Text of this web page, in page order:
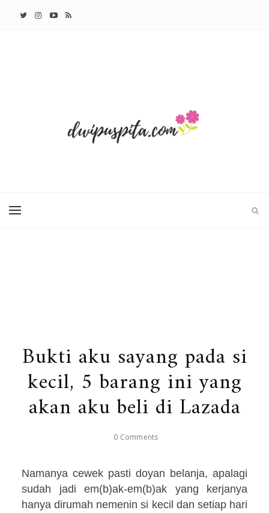
Bukti aku sayang pada si
kecil, 5 barang ini yang
akan aku beli di Lazada
0 Comments
Namanya cewek pasti doyan belanja, apalagi
sudah jadi em(b)ak-em(b)ak yang kerjanya
hanya dirumah nemenin si kecil dan setiap hari